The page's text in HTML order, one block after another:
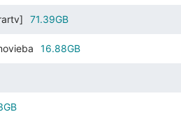
71.39GB
16.88GB